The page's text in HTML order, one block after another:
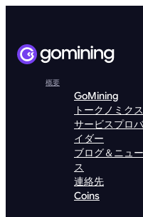
概要
GoMining
トークノミクス
サービスプロバ
イダー
ブログ＆ニュー
ス
連絡先
Coins